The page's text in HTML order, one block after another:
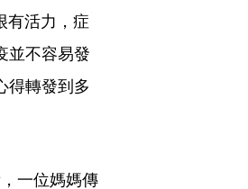
有活力，症
並不容易發
得轉發到多
一位媽媽傳